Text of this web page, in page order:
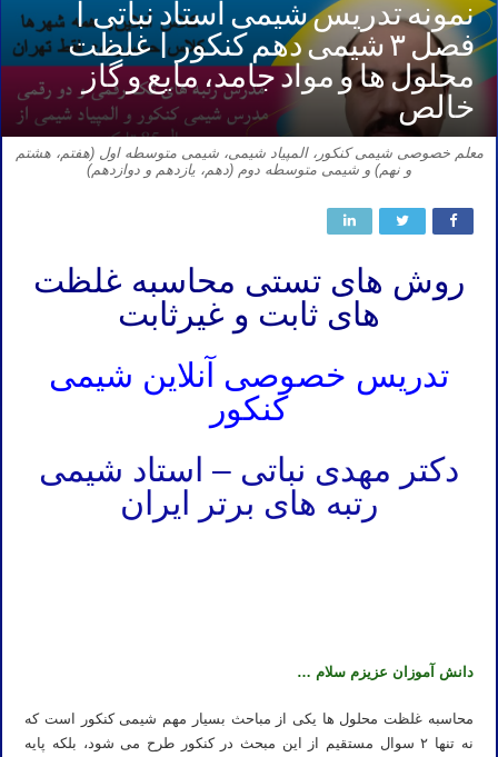
نمونه تدریس شیمی استاد نباتی |
فصل ۳ شیمی دهم کنکور | غلظت
محلول ها و مواد جامد، مایع و گاز
خالص
معلم خصوصی شیمی کنکور، المپیاد شیمی، شیمی متوسطه اول (هفتم، هشتم
و نهم) و شیمی متوسطه دوم (دهم، یازدهم و دوازدهم)
روش های تستی محاسبه غلظت
های ثابت و غیرثابت
تدریس خصوصی آنلاین شیمی
کنکور
دکتر مهدی نباتی – استاد شیمی
رتبه های برتر ایران
دانش آموزان عزیزم سلام …
محاسبه غلظت محلول ها یکی از مباحث بسیار مهم شیمی کنکور است که
نه تنها ۲ سوال مستقیم از این مبحث در کنکور طرح می شود، بلکه پایه